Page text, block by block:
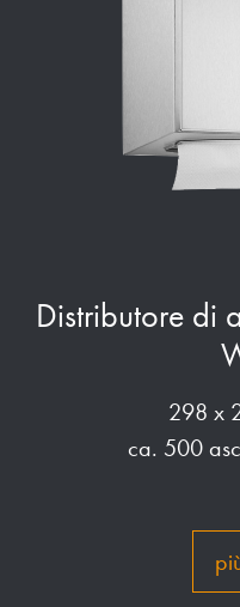
Distributore di
298 x
ca. 500